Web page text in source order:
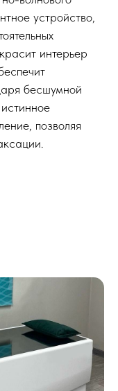
устройство,
интерьер
бесшумной
позволяя